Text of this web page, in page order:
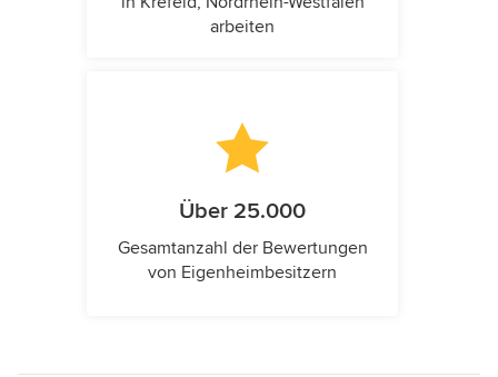
arbeiten
Über 25.000
Gesamtanzahl der Bewertungen
von Eigenheimbesitzern